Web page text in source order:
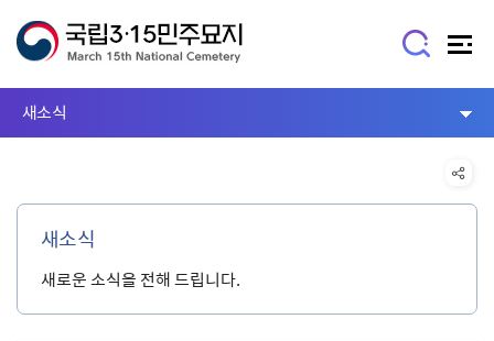
새소식
새소식
새로운 소식을 전해 드립니다.